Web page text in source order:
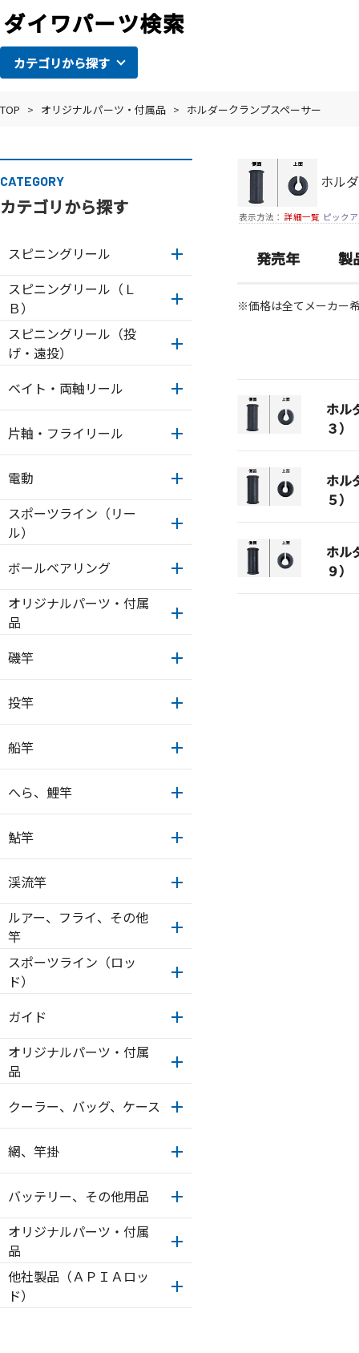
カテゴリから探す
TOP > オリジナルパーツ・付属品 > ホルダークランプスペーサー
CATEGORY
カテゴリから探す
スピニングリール
スピニングリール（Ｌ
Ｂ）
スピニングリール（投
げ・遠投）
ベイト・両軸リール
片軸・フライリール
電動
スポーツライン（リー
ル）
ボールベアリング
オリジナルパーツ・付属
品
磯竿
投竿
船竿
へら、鯉竿
鮎竿
渓流竿
ルアー、フライ、その他
竿
スポーツライン（ロッ
ド）
ガイド
オリジナルパーツ・付属
品
クーラー、バッグ、ケース
網、竿掛
バッテリー、その他用品
オリジナルパーツ・付属
品
他社製品（ＡＰＩＡロッ
ド）
ホル
表示方法： 詳細一覧 ピック
発売年 製
※価格は全てメーカー
ホル
３）
ホル
５）
ホル
９）